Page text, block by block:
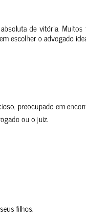
de vitória.
escolher o advogado
preocupado em
ou o juiz.
filhos.